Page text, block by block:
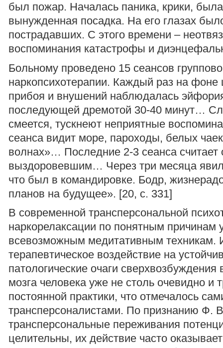
был пожар. Началась паника, крики,
вынужденная посадка. На его глазах
пострадавших. С этого времени –
воспоминания катастрофы и
Больному проведено 15 сеансов
наркопсихотерапии. Каждый раз на фоне
прибоя и внушений наблюдалась
последующей дремотой 30-40 минут…
смеется, тускнеют неприятные
сеанса видит море, пароходы, белых
волнах»… Последние 2-3 сеанса считает
выздоровевшим… Через три месяца
что был в командировке. Бодр,
планов на будущее». [20, с. 331]
В современной трансперсональной
наркорелаксации по понятным причинам
всевозможным медитативным техникам.
терапевтическое воздействие на
патологические очаги сверхвозбуждения
мозга человека уже не столь очевидно и
постоянной практики, что отмечалось
трансперсоналистами. По признанию Ф.
трансперсональные переживания
целительны, их действие часто